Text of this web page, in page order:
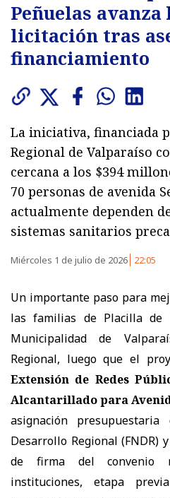
Peñuelas avanza
licitación tras
financiamiento
La iniciativa, financiada
Regional de Valparaíso
cercana a los $394
70 personas de avenida
actualmente dependen
sistemas sanitarios
Miércoles 1 de julio de 2026 22:05
Un importante paso para
las familias de Placilla de
Municipalidad de
Regional, luego que el
Extensión de Redes
Alcantarillado para
asignación
Desarrollo Regional (FNDR)
de firma del convenio
instituciones, etapa